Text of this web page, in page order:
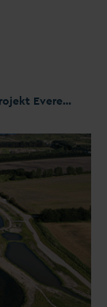
Everenden